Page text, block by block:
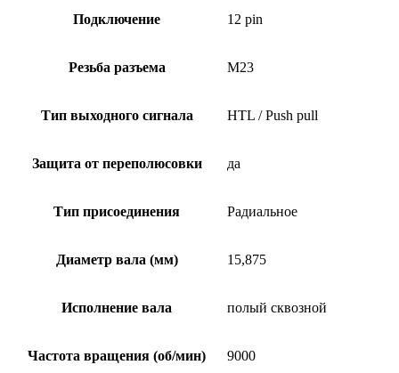
Подключение 12 pin
Резьба разъема M23
Тип выходного сигнала HTL / Push pull
Защита от переполюсовки да
Тип присоединения Радиальное
Диаметр вала (мм) 15,875
Исполнение вала полый сквозной
Частота вращения (об/мин) 9000